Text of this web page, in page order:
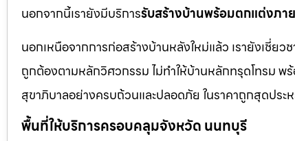
นอกจากนี้เรายังมีบริการรับสร้างบ้านพร้อมตกแต่งภา
นอกเหนือจากการก่อสร้างบ้านหลังใหม่แล้ว เรายังเชี่ย
ถูกต้องตามหลักวิศวกรรม ไม่ทำให้บ้านหลักทรุดโทรม พ
สุขาภิบาลอย่างครบถ้วนและปลอดภัย ในราคาถูกสุดประ
พื้นที่ให้บริการครอบคลุมจังหวัด นนทบุรี